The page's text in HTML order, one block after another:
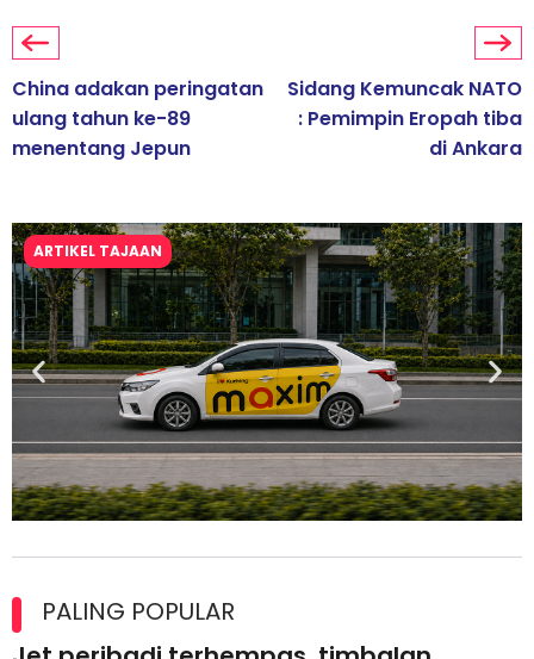
China adakan peringatan
ulang tahun ke-89
menentang Jepun
Sidang Kemuncak NATO
: Pemimpin Eropah tiba
di Ankara
ARTIKEL TAJAAN
lesen separuh pertama 2026
PALING POPULAR